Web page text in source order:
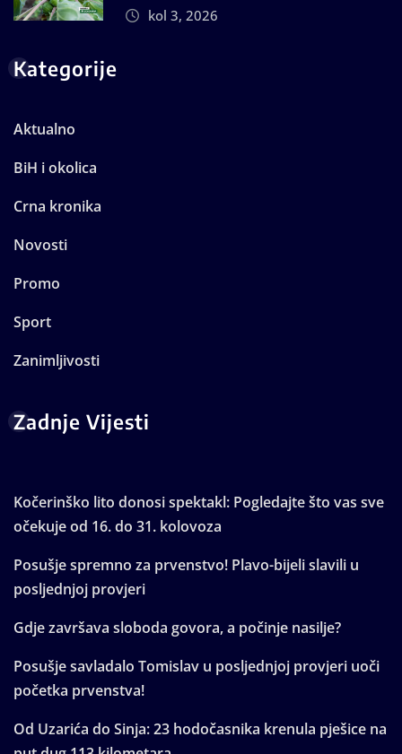
kol 3, 2026
Kategorije
Aktualno
BiH i okolica
Crna kronika
Novosti
Promo
Sport
Zanimljivosti
Zadnje Vijesti
Kočerinško lito donosi spektakl: Pogledajte što vas sve
očekuje od 16. do 31. kolovoza
Posušje spremno za prvenstvo! Plavo-bijeli slavili u
posljednjoj provjeri
Gdje završava sloboda govora, a počinje nasilje?
Posušje savladalo Tomislav u posljednjoj provjeri uoči
početka prvenstva!
Od Uzarića do Sinja: 23 hodočasnika krenula pješice na